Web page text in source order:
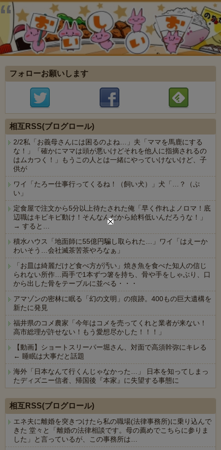
フォローお願いします
相互RSS(ブログロール)
2/2私「お義母さんには困るのよね…」夫「ママを馬鹿にする
な！」「確かにママは頭が悪いけどそれを他人に指摘されるの
はムカつく！」もうこの人とは一緒にやっていけないけど、子
供が
ワイ「たろー仕事行ってくるね！（飼い犬）」犬「…？（ぷ
い」
定食屋で注文から5分以上待たされた俺「早く作れよノロマ！底
辺職はキビキビ動け！そんなんだから給料低いんだろうな！」
→ すると…
積水ハウス「地面師に55億円騙し取られた…」ワイ「はえーか
わいそう…会社滅茶苦茶やろなぁ」
「お皿は綺麗だけど食べ方が汚い」焼き魚を食べた知人の信じ
られない所作…両手で1本ずつ箸を持ち、骨や手をしゃぶり、口
から出した骨をテーブルに並べる・・・
アマゾンの密林に眠る「幻の文明」の痕跡。400もの巨大遺構を
新たに発見
福井県のコメ農家「今年はコメを売ってくれと業者が来ない！
高市総理が許せない！もう愛想尽かした！！！」
【動画】ショートスリーパー堀さん、対面で高須幹弥にキレる
← 睡眠は大事だと話題
海外「日本なんて行くんじゃなかった…」 日本を知ってしまっ
たディズニー信者、帰国後『本家』に失望する事態に
相互RSS(ブログロール)
エネ夫に離婚を突きつけたら私の職場(法律事務所)に乗り込んで
きた 堂々と「離婚の法律相談です。母の薦めでこちらに参りま
した」と言っているが、この事務所は…